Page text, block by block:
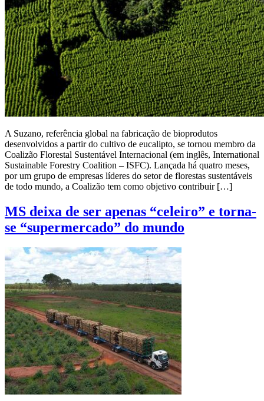
A Suzano, referência global na fabricação de bioprodutos
desenvolvidos a partir do cultivo de eucalipto, se tornou membro da
Coalizão Florestal Sustentável Internacional (em inglês, International
Sustainable Forestry Coalition – ISFC). Lançada há quatro meses,
por um grupo de empresas líderes do setor de florestas sustentáveis
de todo mundo, a Coalizão tem como objetivo contribuir […]
MS deixa de ser apenas “celeiro” e torna-
se “supermercado” do mundo